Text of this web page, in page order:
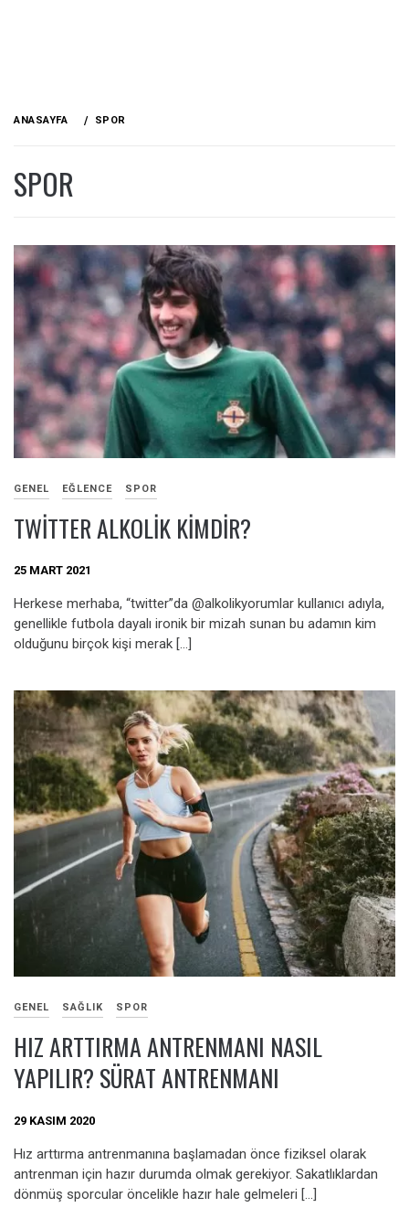
ANASAYFA SPOR
SPOR
GENEL EĞLENCE SPOR
TWITTER ALKOLIK KIMDIR?
25 MART 2021
Herkese merhaba, “twitter”da @alkolikyorumlar kullanıcı adıyla,
genellikle futbola dayalı ironik bir mizah sunan bu adamın kim
olduğunu birçok kişi merak […]
GENEL SAĞLIK SPOR
HIZ ARTTIRMA ANTRENMANI NASIL
YAPILIR? SÜRAT ANTRENMANI
29 KASIM 2020
Hız arttırma antrenmanına başlamadan önce fiziksel olarak
antrenman için hazır durumda olmak gerekiyor. Sakatlıklardan
dönmüş sporcular öncelikle hazır hale gelmeleri […]